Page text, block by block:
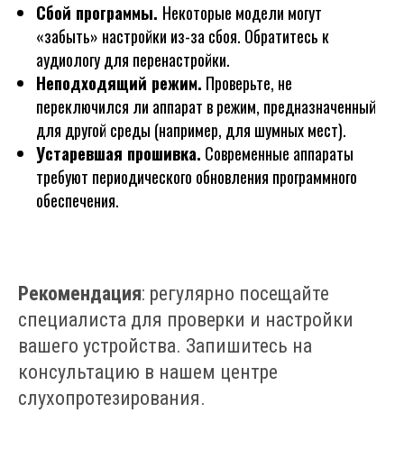
Сбой программы. Некоторые модели могут
«забыть» настройки из-за сбоя. Обратитесь к
аудиологу для перенастройки.
Неподходящий режим. Проверьте, не
переключился ли аппарат в режим, предназначенный
для другой среды (например, для шумных мест).
Устаревшая прошивка. Современные аппараты
требуют периодического обновления программного
обеспечения.
Рекомендация: регулярно посещайте
специалиста для проверки и настройки
вашего устройства. Запишитесь на
консультацию в нашем центре
слухопротезирования.